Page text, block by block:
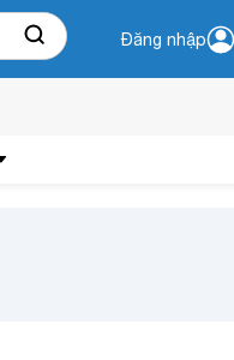
Đăng nhập